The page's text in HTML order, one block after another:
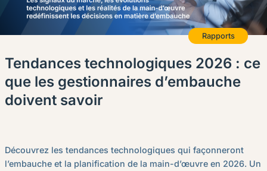
Rapports
Tendances technologiques 2026 : ce
que les gestionnaires d’embauche
doivent savoir
Découvrez les tendances technologiques qui façonneront
l’embauche et la planification de la main-d’œuvre en 2026. Un